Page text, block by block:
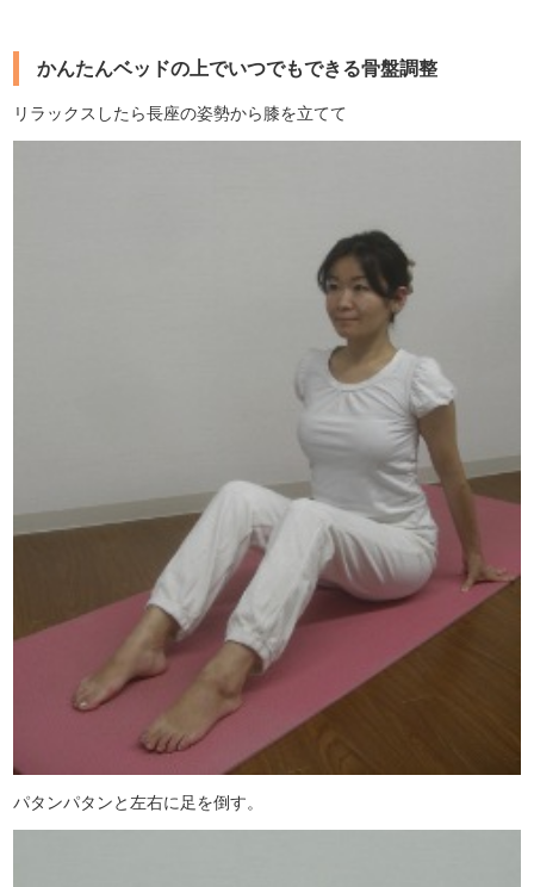
かんたんベッドの上でいつでもできる骨盤調整
リラックスしたら長座の姿勢から膝を立てて
パタンパタンと左右に足を倒す。